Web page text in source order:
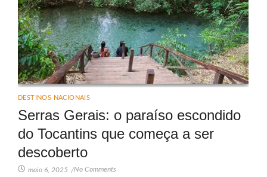
DESTINOS NACIONAIS
Serras Gerais: o paraíso escondido
do Tocantins que começa a ser
descoberto
maio 6, 2025 /No Comments